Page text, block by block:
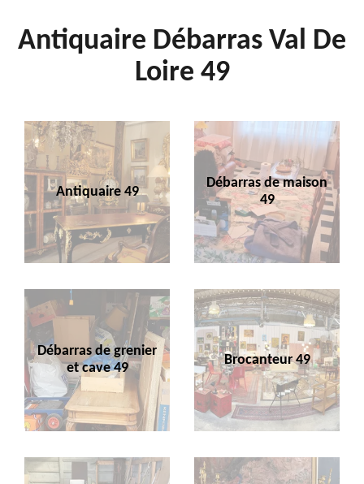
Antiquaire Débarras Val De
Loire 49
Antiquaire 49
Débarras de maison
49
Débarras de grenier
et cave 49
Brocanteur 49